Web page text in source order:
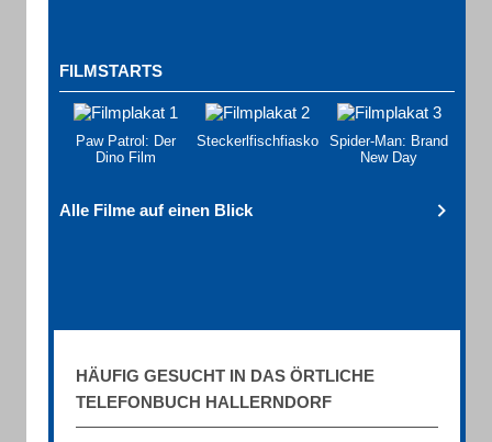
FILMSTARTS
Paw Patrol: Der
Dino Film
Steckerlfischfiasko
Spider-Man: Brand
New Day
Alle Filme auf einen Blick
HÄUFIG GESUCHT IN DAS ÖRTLICHE
TELEFONBUCH HALLERNDORF